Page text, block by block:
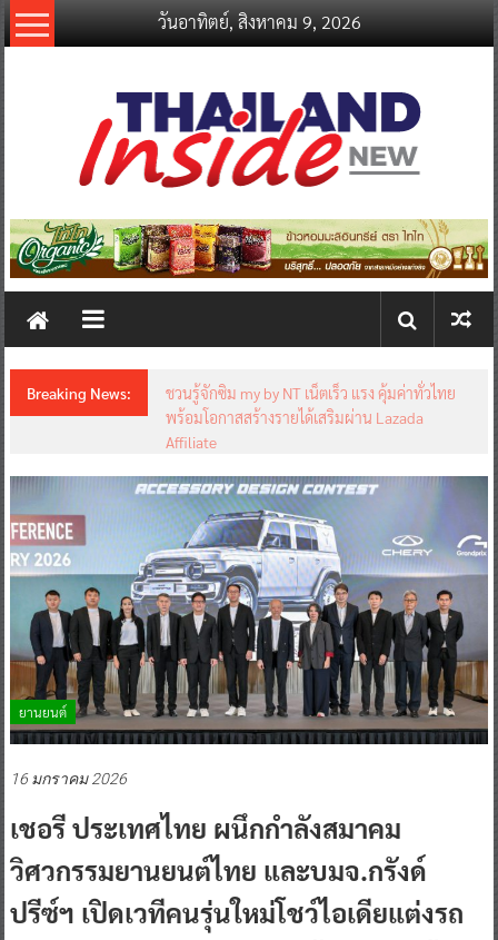
Skip
to
วันอาทิตย์, สิงหาคม 9, 2026
thailandinsidenew.com
Thailand
New
Breaking News:
ชวนรู้จักซิม my by NT เน็ตเร็ว แรง คุ้มค่าทั่วไทย
พร้อมโอกาสสร้างรายได้เสริมผ่าน Lazada
Affiliate
ยานยนต์
16 มกราคม 2026
เชอรี ประเทศไทย ผนึกกำลังสมาคม
วิศวกรรมยานยนต์ไทย และบมจ.กรังด์
ปรีซ์ฯ เปิดเวทีคนรุ่นใหม่โชว์ไอเดียแต่งรถ